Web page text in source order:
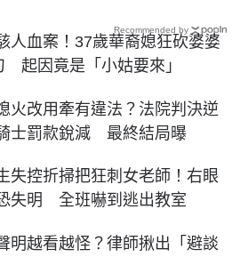
人血案！37歲華裔媳狂砍婆婆
起因竟是「小姑要來」
火改用牽有違法？法院判決逆
士罰款銳減 最終結局曝
失控折掃把狂刺女老師！右眼
失明 全班嚇到逃出教室
明越看越怪？律師揪出「避談
Recommended by